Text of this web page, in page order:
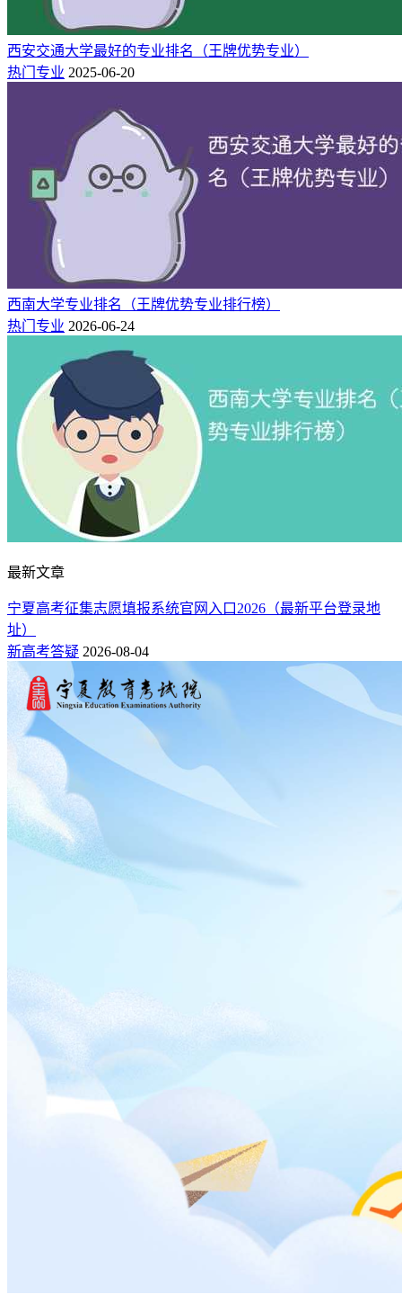
西安交通大学最好的专业排名（王牌优势专业）
热门专业 2025-06-20
西南大学专业排名（王牌优势专业排行榜）
热门专业 2026-06-24
最新文章
宁夏高考征集志愿填报系统官网入口2026（最新平台登录地
址）
新高考答疑 2026-08-04